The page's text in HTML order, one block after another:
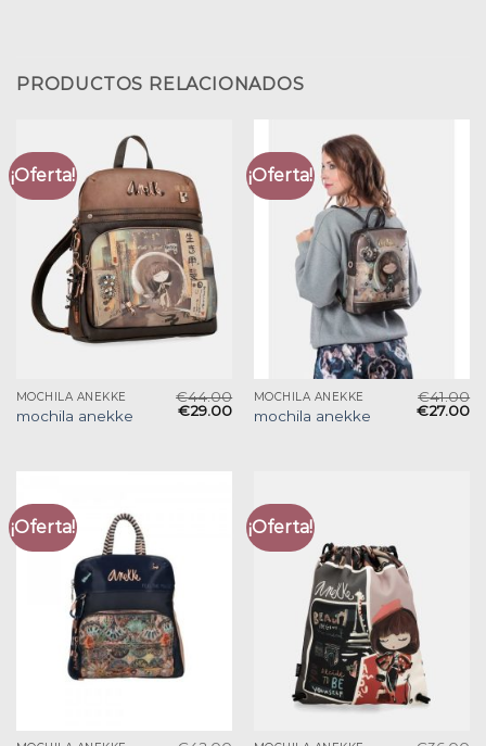
PRODUCTOS RELACIONADOS
¡Oferta!
MOCHILA ANEKKE
mochila anekke
€44.00
€29.00
¡Oferta!
MOCHILA ANEKKE
mochila anekke
€41.00
€27.00
¡Oferta! ¡Oferta!